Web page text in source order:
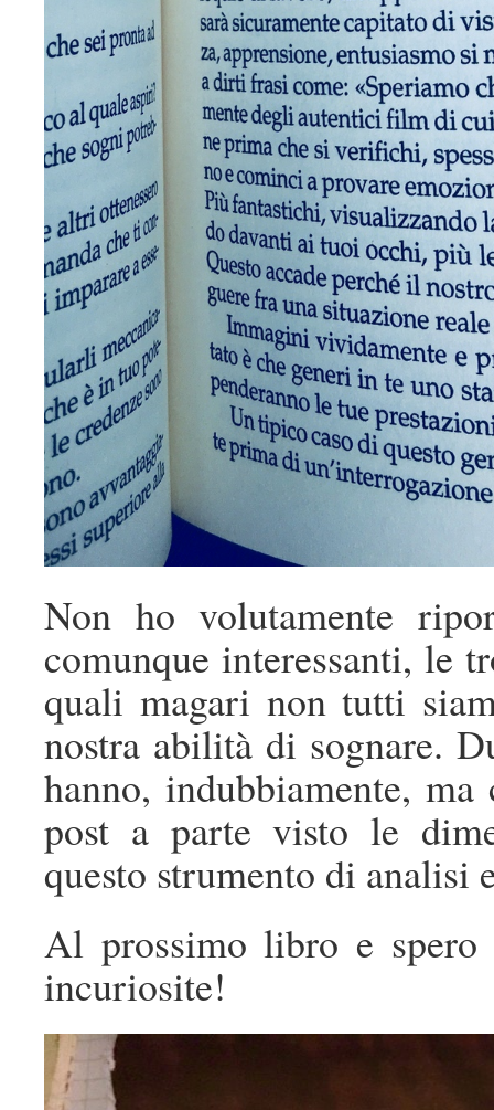
Non ho volutamente
comunque interessanti, le
quali magari non tutti
nostra abilità di sognare.
hanno, indubbiamente,
post a parte visto le
questo strumento di analisi
Al prossimo libro e
incuriosite!